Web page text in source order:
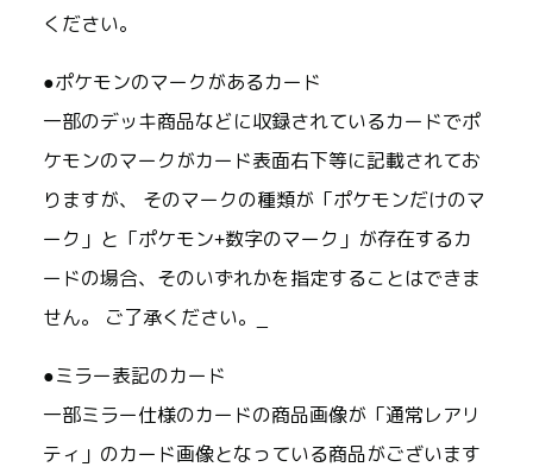
ください。
●ポケモンのマークがあるカード
一部のデッキ商品などに収録されているカードでポ
ケモンのマークがカード表面右下等に記載されてお
りますが、 そのマークの種類が「ポケモンだけのマ
ーク」と「ポケモン+数字のマーク」が存在するカ
ードの場合、そのいずれかを指定することはできま
せん。 ご了承ください。_
●ミラー表記のカード
一部ミラー仕様のカードの商品画像が「通常レアリ
ティ」のカード画像となっている商品がございます